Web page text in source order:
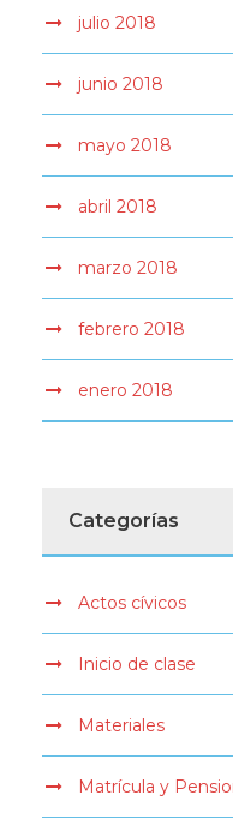
julio 2018
junio 2018
mayo 2018
abril 2018
marzo 2018
febrero 2018
enero 2018
Categorías
Actos cívicos
Inicio de clase
Materiales
Matrícula y